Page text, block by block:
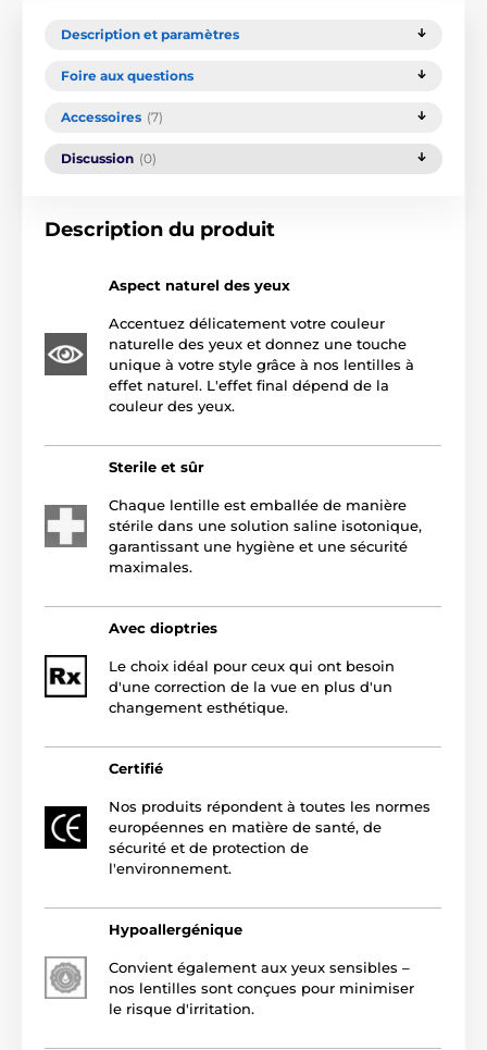
Description et paramètres
Foire aux questions
Accessoires (7)
Discussion (0)
Description du produit
Aspect naturel des yeux
Accentuez délicatement votre couleur
naturelle des yeux et donnez une touche
unique à votre style grâce à nos lentilles à
effet naturel. L'effet final dépend de la
couleur des yeux.
Sterile et sûr
Chaque lentille est emballée de manière
stérile dans une solution saline isotonique,
garantissant une hygiène et une sécurité
maximales.
Avec dioptries
Le choix idéal pour ceux qui ont besoin
d'une correction de la vue en plus d'un
changement esthétique.
Certifié
Nos produits répondent à toutes les normes
européennes en matière de santé, de
sécurité et de protection de
l'environnement.
Hypoallergénique
Convient également aux yeux sensibles –
nos lentilles sont conçues pour minimiser
le risque d'irritation.